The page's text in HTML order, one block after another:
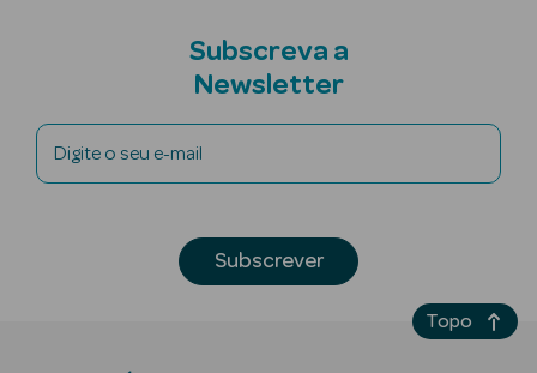
Eau de Parfum
Eau de Toilette
Subscreva a
Newsletter
Digite o seu e-mail
Subscrever
Topo